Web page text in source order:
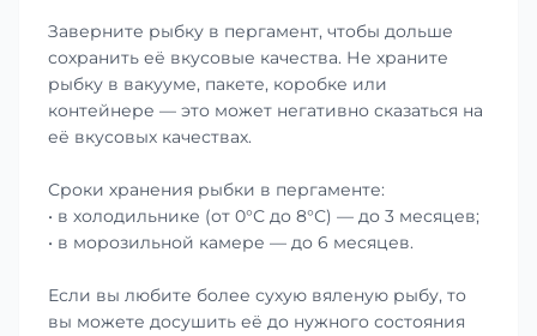
Заверните рыбку в пергамент, чтобы дольше
сохранить её вкусовые качества. Не храните
рыбку в вакууме, пакете, коробке или
контейнере — это может негативно сказаться на
её вкусовых качествах.
Сроки хранения рыбки в пергаменте:
• в холодильнике (от 0°С до 8°С) — до 3 месяцев;
• в морозильной камере — до 6 месяцев.
Если вы любите более сухую вяленую рыбу, то
вы можете досушить её до нужного состояния